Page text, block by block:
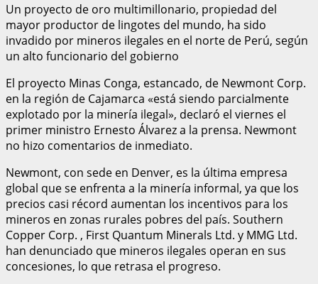
Un proyecto de oro multimillonario, propiedad del
mayor productor de lingotes del mundo, ha sido
invadido por mineros ilegales en el norte de Perú, según
un alto funcionario del gobierno
El proyecto Minas Conga, estancado, de Newmont Corp.
en la región de Cajamarca «está siendo parcialmente
explotado por la minería ilegal», declaró el viernes el
primer ministro Ernesto Álvarez a la prensa. Newmont
no hizo comentarios de inmediato.
Newmont, con sede en Denver, es la última empresa
global que se enfrenta a la minería informal, ya que los
precios casi récord aumentan los incentivos para los
mineros en zonas rurales pobres del país. Southern
Copper Corp. , First Quantum Minerals Ltd. y MMG Ltd.
han denunciado que mineros ilegales operan en sus
concesiones, lo que retrasa el progreso.